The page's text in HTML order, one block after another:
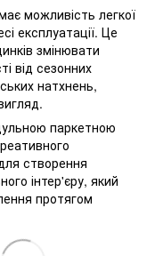
можливість легкої
експлуатації. Це
змінювати
від сезонних
натхнень,
паркетною
створення
інтер'єру, який
протягом